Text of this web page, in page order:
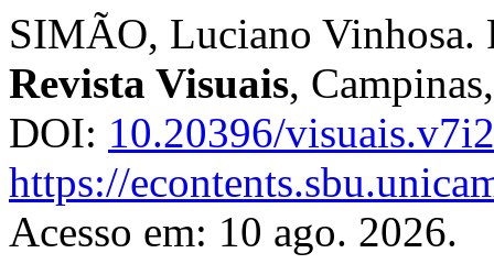
SIMÃO, Luciano Vinhosa.
Revista Visuais,
DOI: 10.20396/
https://
Acesso em: 10 ago. 2026.